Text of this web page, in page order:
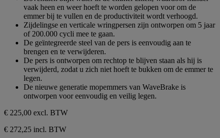
vaak heen en weer hoeft te worden gelopen voor om de
emmer bij te vullen en de productiviteit wordt verhoogd.
Zijdelingse en verticale wringpersen zijn ontworpen om 5 jaar
of 200.000 cycli mee te gaan.
De geïntegreerde steel van de pers is eenvoudig aan te
brengen en te verwijderen.
De pers is ontworpen om rechtop te blijven staan als hij is
verwijderd, zodat u zich niet hoeft te bukken om de emmer te
legen.
De nieuwe generatie mopemmers van WaveBrake is
ontworpen voor eenvoudig en veilig legen.
€ 225,00 excl. BTW
€ 272,25 incl. BTW